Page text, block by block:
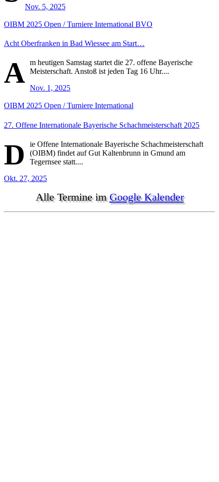
Nov. 5, 2025
OIBM 2025 Open / Turniere International BVO
Acht Oberfranken in Bad Wiessee am Start…
A m heutigen Samstag startet die 27. offene Bayerische
Meisterschaft. Anstoß ist jeden Tag 16 Uhr....
Nov. 1, 2025
OIBM 2025 Open / Turniere International
27. Offene Internationale Bayerische Schachmeisterschaft 2025
D
ie Offene Internationale Bayerische Schachmeisterschaft
(OIBM) findet auf Gut Kaltenbrunn in Gmund am
Tegernsee statt....
Okt. 27, 2025
Alle Termine im Google Kalender